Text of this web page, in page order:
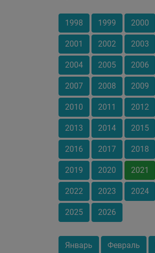
1998 1999 2000
2001 2002 2003
2004 2005 2006
2007 2008 2009
2010 2011 2012
2013 2014 2015
2016 2017 2018
2019 2020 2021
2022 2023 2024
2025 2026
Январь Февраль